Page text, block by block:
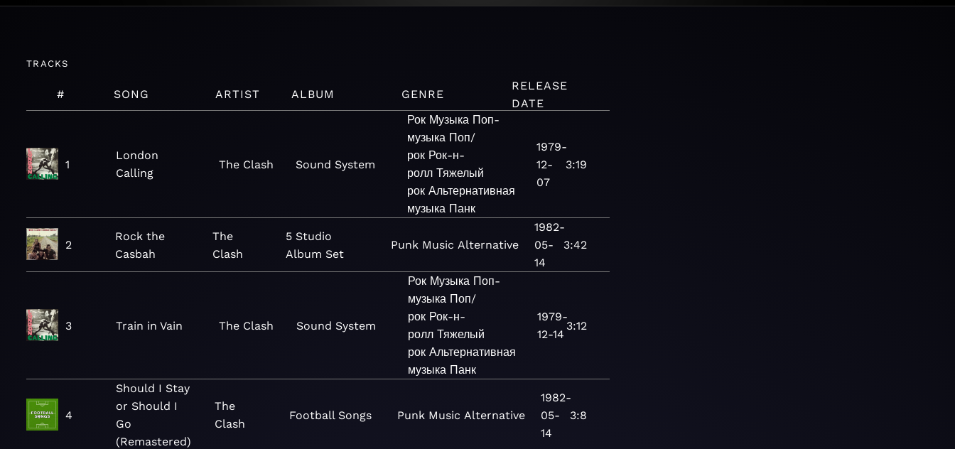
TRACKS
# SONG ARTIST ALBUM GENRE
RELEASE
DATE
1
London
Calling
The Clash Sound System
Рок Музыка Поп-
музыка Поп/
рок Рок-н-
ролл Тяжелый
рок Альтернативная
музыка Панк
1979-
12-
07
3:19
2
Rock the
Casbah
The
Clash
5 Studio
Album Set
Punk Music Alternative
1982-
05-
14
3:42
3 Train in Vain The Clash Sound System
Рок Музыка Поп-
музыка Поп/
рок Рок-н-
ролл Тяжелый
рок Альтернативная
музыка Панк
1979-
12-14
3:12
4
Should I Stay
or Should I
Go
(Remastered)
The
Clash
Football Songs Punk Music Alternative
1982-
05-
14
3:8